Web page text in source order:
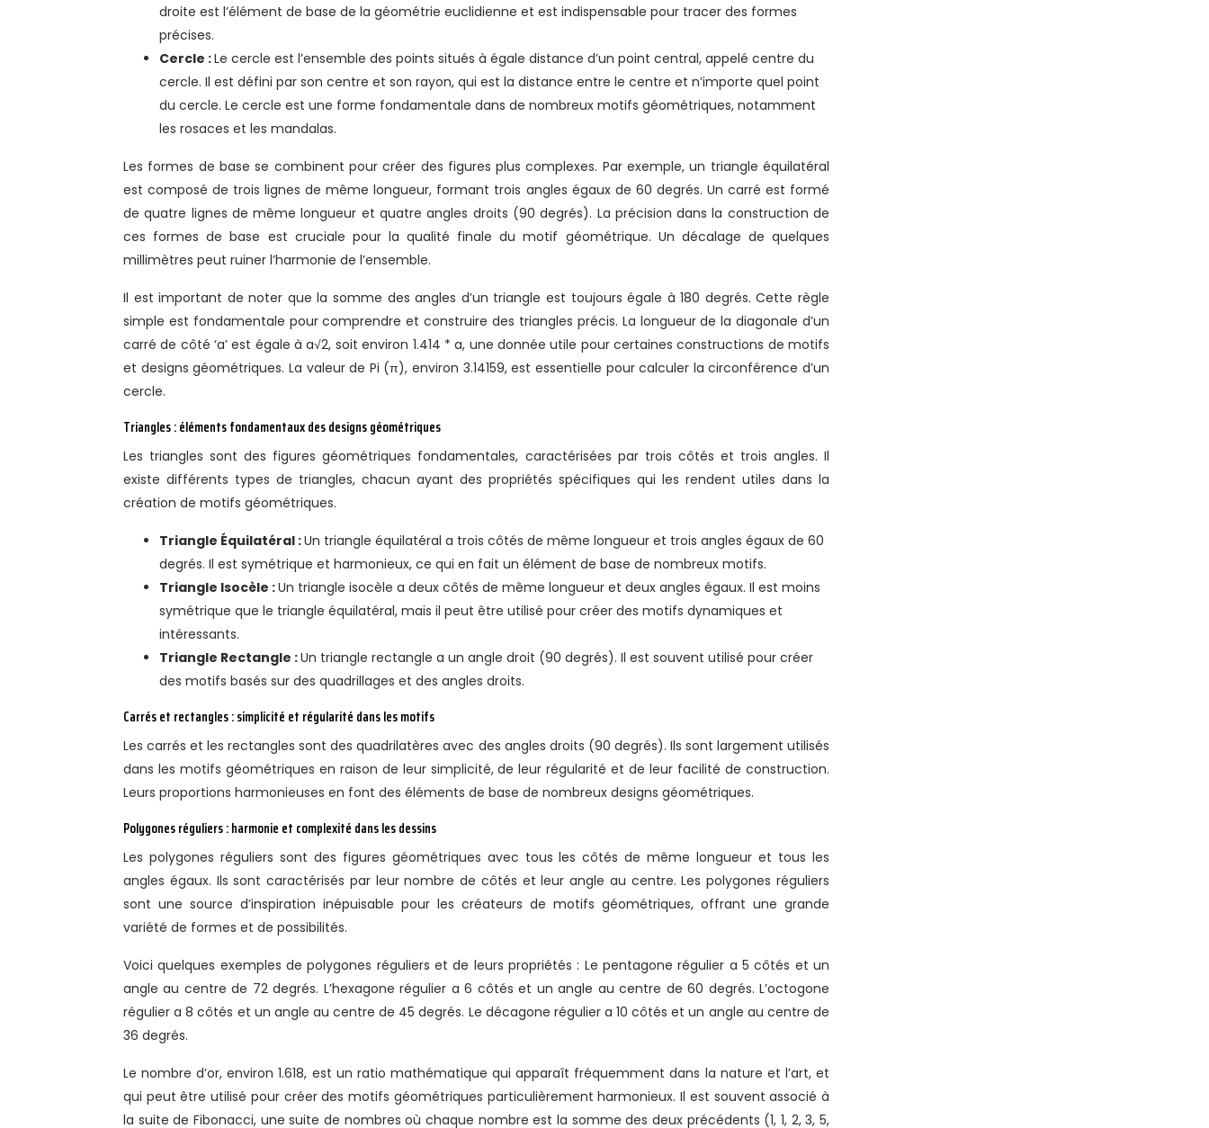
droite est l’élément de base de la géométrie euclidienne et est indispensable pour tracer des formes
précises.
Cercle :Le cercle est l’ensemble des points situés à égale distance d’un point central, appelé centre du
cercle. Il est défini par son centre et son rayon, qui est la distance entre le centre et n’importe quel point
du cercle. Le cercle est une forme fondamentale dans de nombreux motifs géométriques, notamment
les rosaces et les mandalas.
Les formes de base se combinent pour créer des figures plus complexes. Par exemple, un triangle équilatéral
est composé de trois lignes de même longueur, formant trois angles égaux de 60 degrés. Un carré est formé
de quatre lignes de même longueur et quatre angles droits (90 degrés). La précision dans la construction de
ces formes de base est cruciale pour la qualité finale du motif géométrique. Un décalage de quelques
millimètres peut ruiner l’harmonie de l’ensemble.
Il est important de noter que la somme des angles d’un triangle est toujours égale à 180 degrés. Cette règle
simple est fondamentale pour comprendre et construire des triangles précis. La longueur de la diagonale d’un
carré de côté ‘a’ est égale à a√2, soit environ 1.414 * a, une donnée utile pour certaines constructions de motifs
et designs géométriques. La valeur de Pi (π), environ 3.14159, est essentielle pour calculer la circonférence d’un
cercle.
Triangles : éléments fondamentaux des designs géométriques
Les triangles sont des figures géométriques fondamentales, caractérisées par trois côtés et trois angles. Il
existe différents types de triangles, chacun ayant des propriétés spécifiques qui les rendent utiles dans la
création de motifs géométriques.
Triangle Équilatéral :Un triangle équilatéral a trois côtés de même longueur et trois angles égaux de 60
degrés. Il est symétrique et harmonieux, ce qui en fait un élément de base de nombreux motifs.
Triangle Isocèle :Un triangle isocèle a deux côtés de même longueur et deux angles égaux. Il est moins
symétrique que le triangle équilatéral, mais il peut être utilisé pour créer des motifs dynamiques et
intéressants.
Triangle Rectangle :Un triangle rectangle a un angle droit (90 degrés). Il est souvent utilisé pour créer
des motifs basés sur des quadrillages et des angles droits.
Carrés et rectangles : simplicité et régularité dans les motifs
Les carrés et les rectangles sont des quadrilatères avec des angles droits (90 degrés). Ils sont largement utilisés
dans les motifs géométriques en raison de leur simplicité, de leur régularité et de leur facilité de construction.
Leurs proportions harmonieuses en font des éléments de base de nombreux designs géométriques.
Polygones réguliers : harmonie et complexité dans les dessins
Les polygones réguliers sont des figures géométriques avec tous les côtés de même longueur et tous les
angles égaux. Ils sont caractérisés par leur nombre de côtés et leur angle au centre. Les polygones réguliers
sont une source d’inspiration inépuisable pour les créateurs de motifs géométriques, offrant une grande
variété de formes et de possibilités.
Voici quelques exemples de polygones réguliers et de leurs propriétés : Le pentagone régulier a 5 côtés et un
angle au centre de 72 degrés. L’hexagone régulier a 6 côtés et un angle au centre de 60 degrés. L’octogone
régulier a 8 côtés et un angle au centre de 45 degrés. Le décagone régulier a 10 côtés et un angle au centre de
36 degrés.
Le nombre d’or, environ 1.618, est un ratio mathématique qui apparaît fréquemment dans la nature et l’art, et
qui peut être utilisé pour créer des motifs géométriques particulièrement harmonieux. Il est souvent associé à
la suite de Fibonacci, une suite de nombres où chaque nombre est la somme des deux précédents (1, 1, 2, 3, 5,